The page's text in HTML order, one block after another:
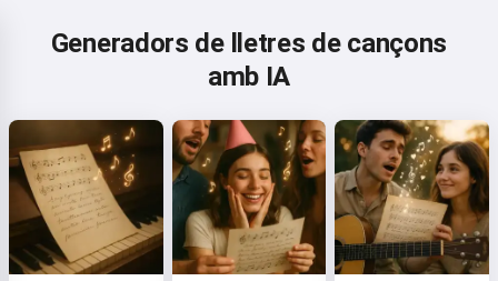
Generadors de lletres de cançons
amb IA